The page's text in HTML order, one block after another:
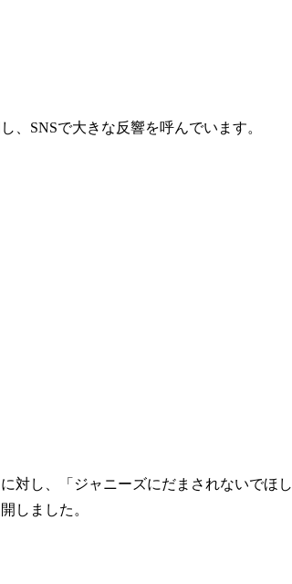
、SNSで大きな反響を呼んでいます。
対し、「ジャニーズにだまされないでほし
しました。